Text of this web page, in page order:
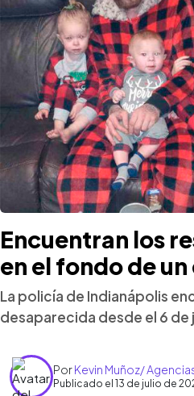
Encuentran los
en el fondo de un
La policía de Indianápolis
desaparecida desde el 6 de
PorKevin Muñoz/
Publicado el 13 de julio de